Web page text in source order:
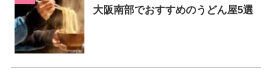
大阪南部でおすすめのうどん屋5選